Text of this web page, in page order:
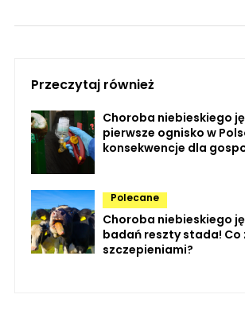
Przeczytaj również
Choroba niebieskiego
pierwsze ognisko w
konsekwencje dla
Polecane
Choroba niebieskiego
badań reszty stada! Co
szczepieniami?